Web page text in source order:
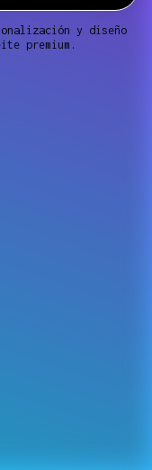
y diseño
premium.